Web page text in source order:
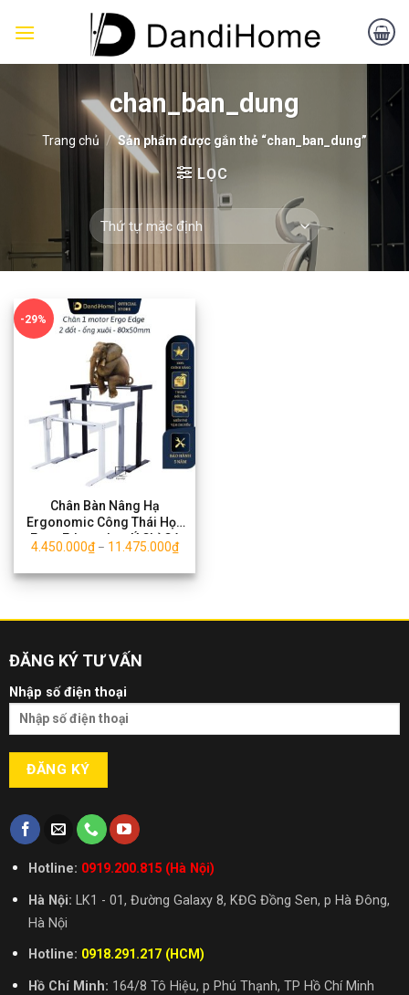
chan_ban_dung
Trang chủ / Sản phẩm được gắn thẻ “chan_ban_dung”
LỌC
-29%
Chân Bàn Nâng Hạ
Ergonomic Công Thái Học
Ergo Edge – Lưu Ý Chỉ Có
Chân Bàn
4.450.000₫– 11.475.000₫
ĐĂNG KÝ TƯ VẤN
Nhập số điện thoại
Hotline: 0919.200.815 (Hà Nội)
Hà Nội: LK1 - 01, Đường Galaxy 8, KĐG Đồng Sen, p Hà Đông,
Hà Nội
Hotline: 0918.291.217 (HCM)
Hồ Chí Minh: 164/8 Tô Hiệu, p Phú Thạnh, TP Hồ Chí Minh